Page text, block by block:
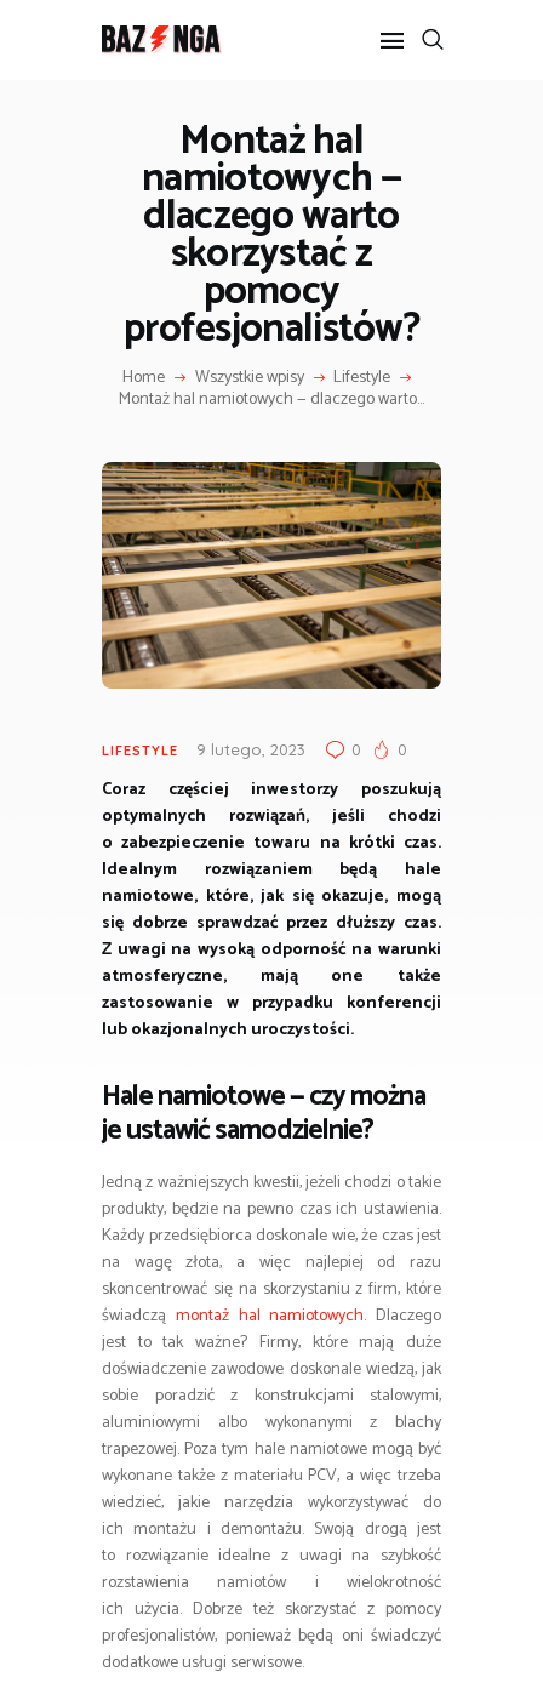
Montaż hal
namiotowych —
dlaczego warto
skorzystać z
pomocy
profesjonalistów?
Home Wszystkie wpisy Lifestyle
Montaż hal namiotowych — dlaczego warto...
POPULARNE
BIZNES I FINANSE
IT I TECHNOLOGIE
LIFESTYLE
MOTORYZACJA
LIFESTYLE 9 lutego, 2023 0 0
Coraz częściej inwestorzy poszukują
optymalnych rozwiązań, jeśli chodzi
o zabezpieczenie towaru na krótki czas.
Idealnym rozwiązaniem będą hale
namiotowe, które, jak się okazuje, mogą
się dobrze sprawdzać przez dłuższy czas.
Z uwagi na wysoką odporność na warunki
atmosferyczne, mają one także
zastosowanie w przypadku konferencji
lub okazjonalnych uroczystości.
Hale namiotowe — czy można
je ustawić samodzielnie?
Jedną z ważniejszych kwestii, jeżeli chodzi o takie
produkty, będzie na pewno czas ich ustawienia.
Każdy przedsiębiorca doskonale wie, że czas jest
na wagę złota, a więc najlepiej od razu
skoncentrować się na skorzystaniu z firm, które
świadczą montaż hal namiotowych. Dlaczego
jest to tak ważne? Firmy, które mają duże
doświadczenie zawodowe doskonale wiedzą, jak
sobie poradzić z konstrukcjami stalowymi,
aluminiowymi albo wykonanymi z blachy
trapezowej. Poza tym hale namiotowe mogą być
wykonane także z materiału PCV, a więc trzeba
wiedzieć, jakie narzędzia wykorzystywać do
ich montażu i demontażu. Swoją drogą jest
to rozwiązanie idealne z uwagi na szybkość
rozstawienia namiotów i wielokrotność
ich użycia. Dobrze też skorzystać z pomocy
profesjonalistów, ponieważ będą oni świadczyć
dodatkowe usługi serwisowe.